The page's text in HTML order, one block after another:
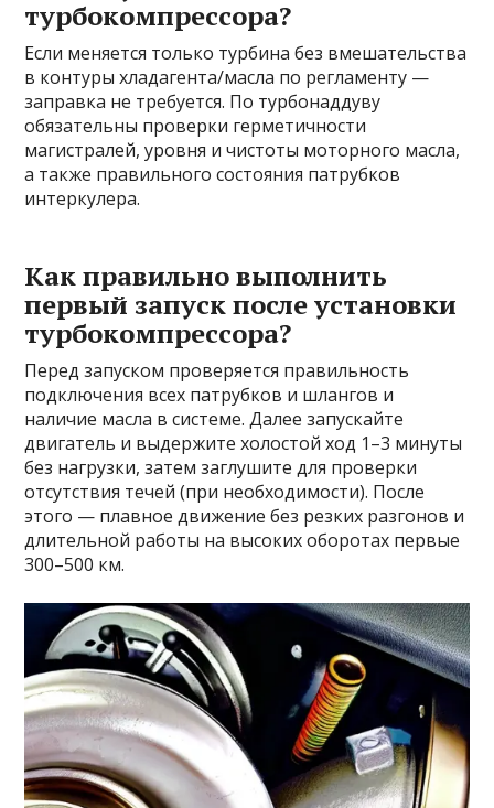
турбокомпрессора?
Если меняется только турбина без вмешательства
в контуры хладагента/масла по регламенту —
заправка не требуется. По турбонаддуву
обязательны проверки герметичности
магистралей, уровня и чистоты моторного масла,
а также правильного состояния патрубков
интеркулера.
Как правильно выполнить
первый запуск после установки
турбокомпрессора?
Перед запуском проверяется правильность
подключения всех патрубков и шлангов и
наличие масла в системе. Далее запускайте
двигатель и выдержите холостой ход 1–3 минуты
без нагрузки, затем заглушите для проверки
отсутствия течей (при необходимости). После
этого — плавное движение без резких разгонов и
длительной работы на высоких оборотах первые
300–500 км.